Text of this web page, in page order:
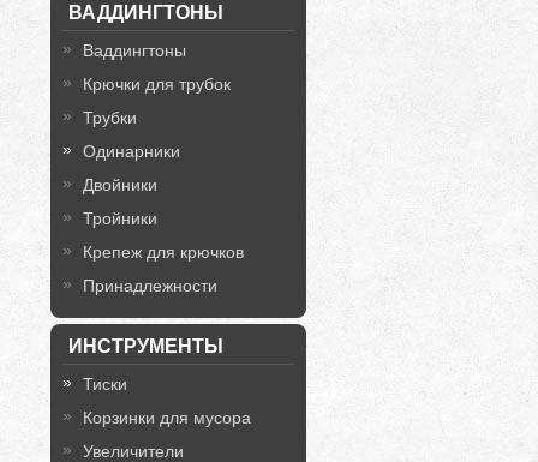
ВАДДИНГТОНЫ
Ваддингтоны
Крючки для трубок
Трубки
Одинарники
Двойники
Тройники
Крепеж для крючков
Принадлежности
ИНСТРУМЕНТЫ
Тиски
Корзинки для мусора
Увеличители